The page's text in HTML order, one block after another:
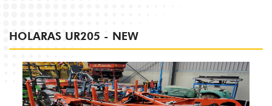
HOLARAS UR205 - NEW